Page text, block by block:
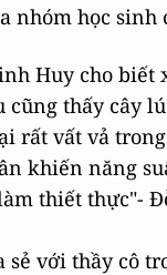
nhóm học
Huy cho biết
cũng thấy cây
vất vả
khiến năng
thiết thực"-
sẻ với thầy cô